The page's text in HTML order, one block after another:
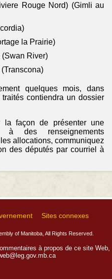
Rouge Nord) (Gimli au
la Prairie)
River)
quelques mois, dans
contiendra un dossier
la façon de présenter une
à des renseignements
allocations, communiquez
des députés par courriel à
Sites connexes
of Manitoba, All Rights Reserved.
à propos de ce site Web,